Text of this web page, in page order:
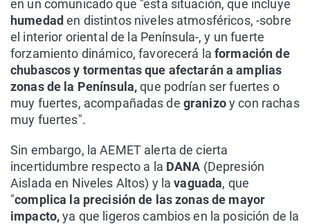
en un comunicado que "esta situación, que incluye
humedaden distintos niveles atmosféricos, -sobre
el interior oriental de la Península-, y un fuerte
forzamiento dinámico, favorecerá la formación de
chubascos y tormentas que afectarán a amplias
zonas de la Península,que podrían ser fuertes o
muy fuertes, acompañadas de granizoy con rachas
muy fuertes".
Sin embargo, la AEMET alerta de cierta
incertidumbre respecto a la DANA (Depresión
Aislada en Niveles Altos) y lavaguada, que
"complica la precisión de las zonas de mayor
impacto,ya que ligeros cambios en la posición de la